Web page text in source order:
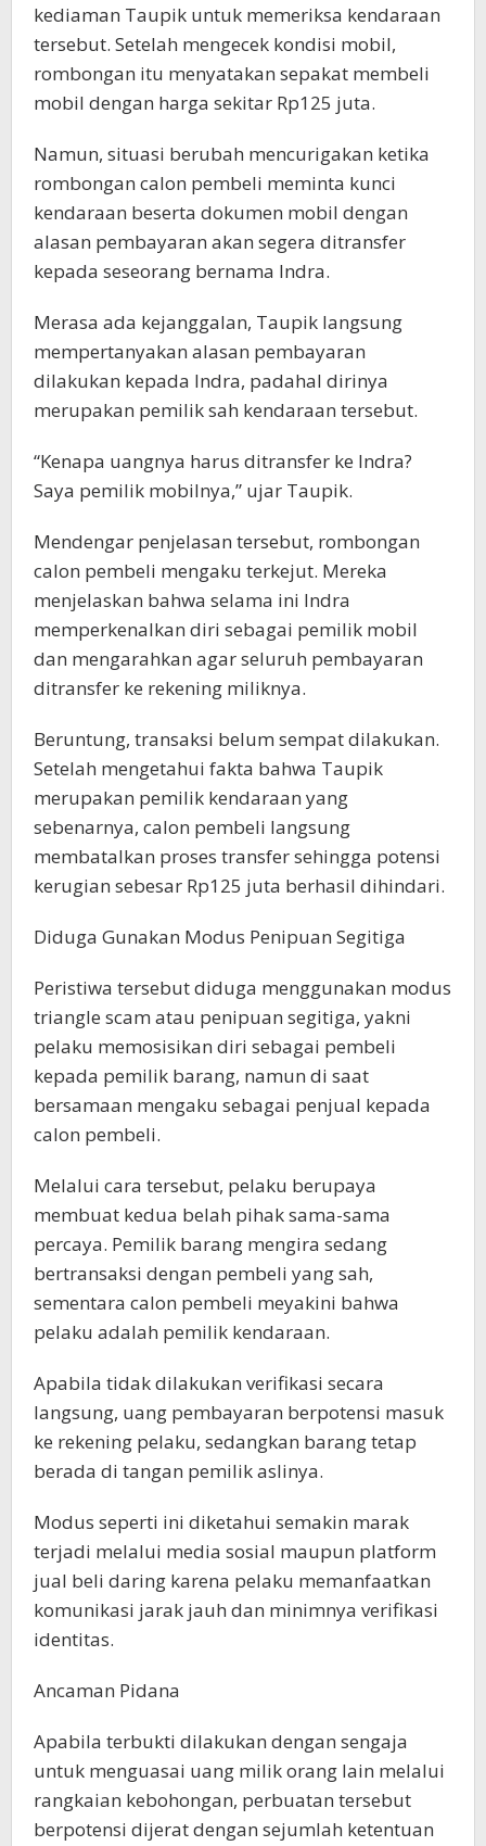
kediaman Taupik untuk memeriksa kendaraan
tersebut. Setelah mengecek kondisi mobil,
rombongan itu menyatakan sepakat membeli
mobil dengan harga sekitar Rp125 juta.
Namun, situasi berubah mencurigakan ketika
rombongan calon pembeli meminta kunci
kendaraan beserta dokumen mobil dengan
alasan pembayaran akan segera ditransfer
kepada seseorang bernama Indra.
Merasa ada kejanggalan, Taupik langsung
mempertanyakan alasan pembayaran
dilakukan kepada Indra, padahal dirinya
merupakan pemilik sah kendaraan tersebut.
“Kenapa uangnya harus ditransfer ke Indra?
Saya pemilik mobilnya,” ujar Taupik.
Mendengar penjelasan tersebut, rombongan
calon pembeli mengaku terkejut. Mereka
menjelaskan bahwa selama ini Indra
memperkenalkan diri sebagai pemilik mobil
dan mengarahkan agar seluruh pembayaran
ditransfer ke rekening miliknya.
Beruntung, transaksi belum sempat dilakukan.
Setelah mengetahui fakta bahwa Taupik
merupakan pemilik kendaraan yang
sebenarnya, calon pembeli langsung
membatalkan proses transfer sehingga potensi
kerugian sebesar Rp125 juta berhasil dihindari.
Diduga Gunakan Modus Penipuan Segitiga
Peristiwa tersebut diduga menggunakan modus
triangle scam atau penipuan segitiga, yakni
pelaku memosisikan diri sebagai pembeli
kepada pemilik barang, namun di saat
bersamaan mengaku sebagai penjual kepada
calon pembeli.
Melalui cara tersebut, pelaku berupaya
membuat kedua belah pihak sama-sama
percaya. Pemilik barang mengira sedang
bertransaksi dengan pembeli yang sah,
sementara calon pembeli meyakini bahwa
pelaku adalah pemilik kendaraan.
Apabila tidak dilakukan verifikasi secara
langsung, uang pembayaran berpotensi masuk
ke rekening pelaku, sedangkan barang tetap
berada di tangan pemilik aslinya.
Modus seperti ini diketahui semakin marak
terjadi melalui media sosial maupun platform
jual beli daring karena pelaku memanfaatkan
komunikasi jarak jauh dan minimnya verifikasi
identitas.
Ancaman Pidana
Apabila terbukti dilakukan dengan sengaja
untuk menguasai uang milik orang lain melalui
rangkaian kebohongan, perbuatan tersebut
berpotensi dijerat dengan sejumlah ketentuan